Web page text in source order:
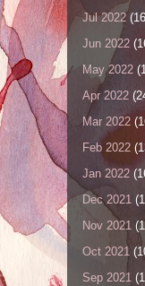
Jul 2022
Jun 2022
May 2022
Apr 2022
Mar 2022
Feb 2022
Jan 2022
Dec 2021
Nov 2021
Oct 2021
Sep 2021